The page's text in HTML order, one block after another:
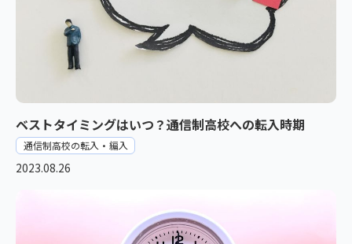
ベストタイミングはいつ？通信制高校への転入時期
通信制高校の転入・編入
2023.08.26